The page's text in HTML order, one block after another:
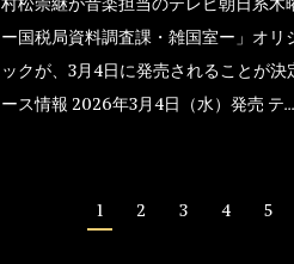
ー国税局資料調査課・雑国室ー」オリ
ックが、3月4日に発売されることが
ース情報 2026年3月4日（水）発売 テ…
1 2 3 4 5